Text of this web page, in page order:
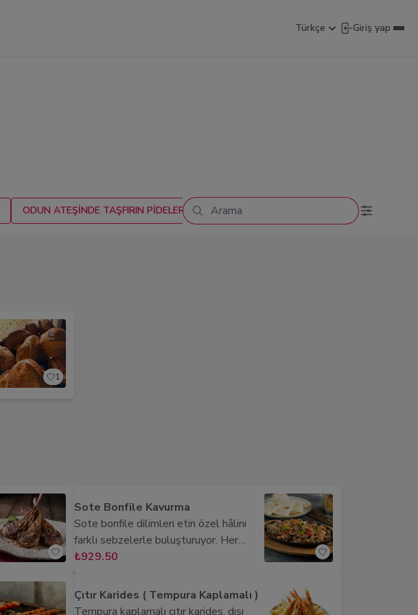
Türkçe Giriş yap
ODUN ATEŞİNDE TAŞFIRIN PİDELERİMİZ ODUN ATEŞİNDE LAHMACUN
1
Sote Bonfile Kavurma
Sote bonfile dilimleri etin özel hâlini
farklı sebzelerle buluşturuyor. Her
damak zevkine hitap eden bonfile
mevsimlerden izler taşıyan sebzeler
yer alıyor. Kavurmanın içerisinde yer alan
₺929.50
Çıtır Karides ( Tempura Kaplamalı )
Tempura kaplamalı çıtır karides, dışı